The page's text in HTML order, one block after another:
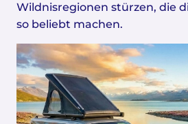
Wildnisregionen stürzen, die
so beliebt machen.